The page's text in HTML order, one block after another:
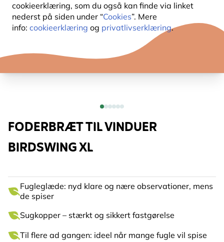
cookieerklæring, som du også kan finde via linket
nederst på siden under “Cookies”. Mere
info: cookieerklæring og privatlivserklæring.
FODERBRÆT TIL VINDUER
BIRDSWING XL
Fugleglæde: nyd klare og nære observationer, mens
de spiser
Sugkopper – stærkt og sikkert fastgørelse
Til flere ad gangen: ideel når mange fugle vil spise